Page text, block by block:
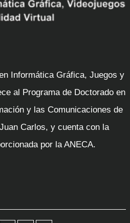
Informática Gráfica, Juegos y
al Programa de Doctorado en
y las Comunicaciones de
Carlos, y cuenta con la
por la ANECA.